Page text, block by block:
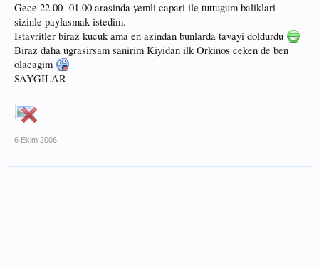
Gece 22.00- 01.00 arasinda yemli capari ile tuttugum baliklari
sizinle paylasmak istedim.
Istavritler biraz kucuk ama en azindan bunlarda tavayi doldurdu
Biraz daha ugrasirsam sanirim Kiyidan ilk Orkinos ceken de ben
olacagim
SAYGILAR
6 Ekim 2006